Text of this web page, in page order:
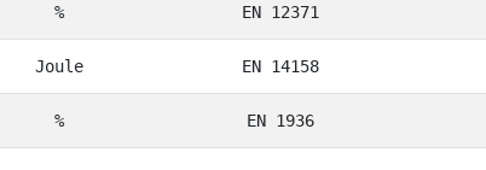
EN 12371
%
EN 14158
Joule
EN 1936
%